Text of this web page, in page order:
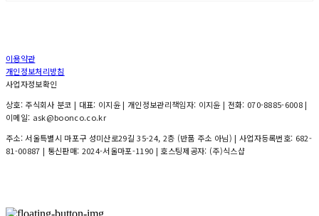
이용약관
개인정보처리방침
사업자정보확인
상호: 주식회사 분코 | 대표: 이지윤 | 개인정보관리책임자: 이지윤 | 전화: 070-8885-6008 |
이메일: ask@boonco.co.kr
주소: 서울특별시 마포구 성미산로29길 35-24, 2층 (반품 주소 아님) | 사업자등록번호: 682-
81-00887 | 통신판매: 2024-서울마포-1190 | 호스팅제공자: (주)식스샵